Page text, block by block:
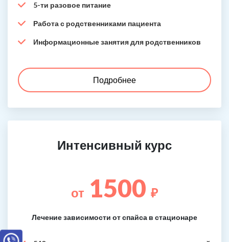
5-ти разовое питание
Работа с родственниками пациента
Информационные занятия для родственников
Подробнее
Интенсивный курс
от 1500 ₽
Лечение зависимости от спайса в стационаре